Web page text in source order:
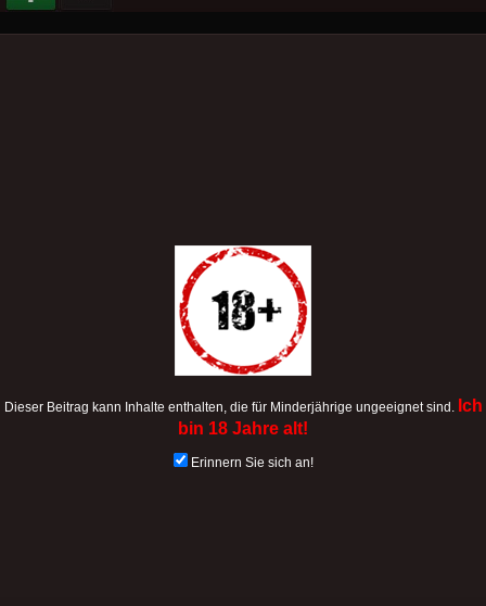
Dieser Beitrag kann Inhalte enthalten, die für Minderjährige ungeeignet sind. Ich
bin 18 Jahre alt!
Erinnern Sie sich an!